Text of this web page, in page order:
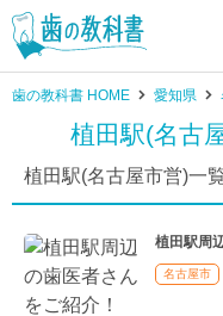
歯の教科書 HOME 愛知県
植田駅(名古
植田駅(名古屋市営)一
植田駅周
名古屋市